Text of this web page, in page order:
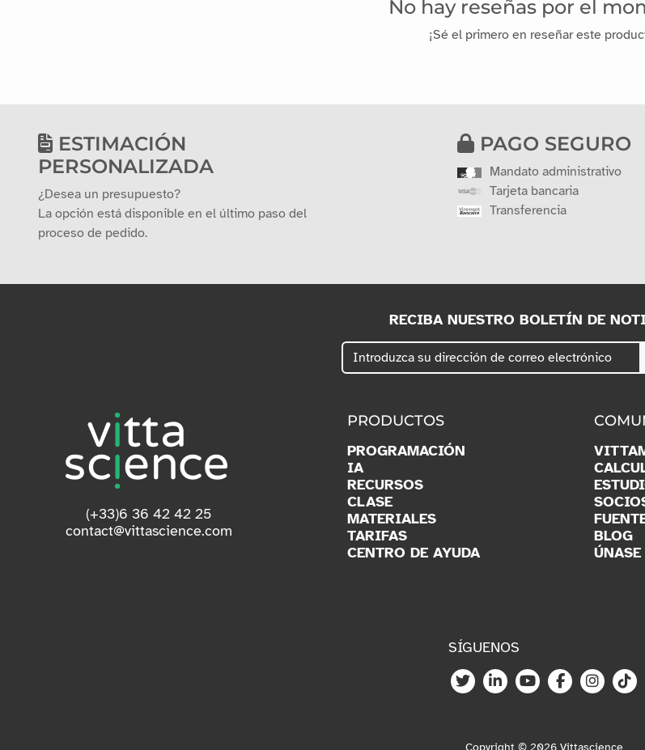
No hay reseñas por el
¡Sé el primero en reseñar este
ESTIMACIÓN
PERSONALIZADA
¿Desea un presupuesto?
La opción está disponible en el último paso del
proceso de pedido.
PAGO SEGURO
Mandato administrativo
Tarjeta bancaria
Transferencia
RECIBA NUESTRO BOLETÍN DE
(+33)6 36 42 42 25
contact@vittascience.com
PRODUCTOS
PROGRAMACIÓN
IA
RECURSOS
CLASE
MATERIALES
TARIFAS
CENTRO DE AYUDA
BLOG
SÍGUENOS